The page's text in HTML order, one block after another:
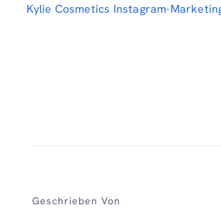
Kylie Cosmetics Instagram-
Geschrieben Von